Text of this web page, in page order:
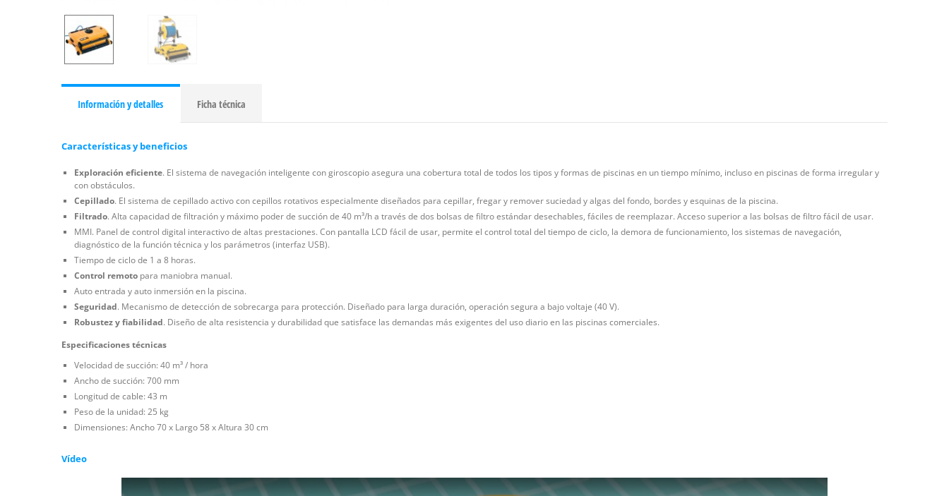
Información y detalles Ficha técnica
Características y beneficios
Exploración eficiente. El sistema de navegación inteligente con giroscopio asegura una cobertura total de todos los tipos y formas de piscinas en un tiempo mínimo, incluso en piscinas de forma irregular y
con obstáculos.
Cepillado. El sistema de cepillado activo con cepillos rotativos especialmente diseñados para cepillar, fregar y remover suciedad y algas del fondo, bordes y esquinas de la piscina.
Filtrado. Alta capacidad de filtración y máximo poder de succión de 40 m³/h a través de dos bolsas de filtro estándar desechables, fáciles de reemplazar. Acceso superior a las bolsas de filtro fácil de usar.
MMI. Panel de control digital interactivo de altas prestaciones. Con pantalla LCD fácil de usar, permite el control total del tiempo de ciclo, la demora de funcionamiento, los sistemas de navegación,
diagnóstico de la función técnica y los parámetros (interfaz USB).
Tiempo de ciclo de 1 a 8 horas.
Control remoto para maniobra manual.
Auto entrada y auto inmersión en la piscina.
Seguridad. Mecanismo de detección de sobrecarga para protección. Diseñado para larga duración, operación segura a bajo voltaje (40 V).
Robustez y fiabilidad. Diseño de alta resistencia y durabilidad que satisface las demandas más exigentes del uso diario en las piscinas comerciales.
Especificaciones técnicas
Velocidad de succión: 40 m³ / hora
Ancho de succión: 700 mm
Longitud de cable: 43 m
Peso de la unidad: 25 kg
Dimensiones: Ancho 70 x Largo 58 x Altura 30 cm
Vídeo